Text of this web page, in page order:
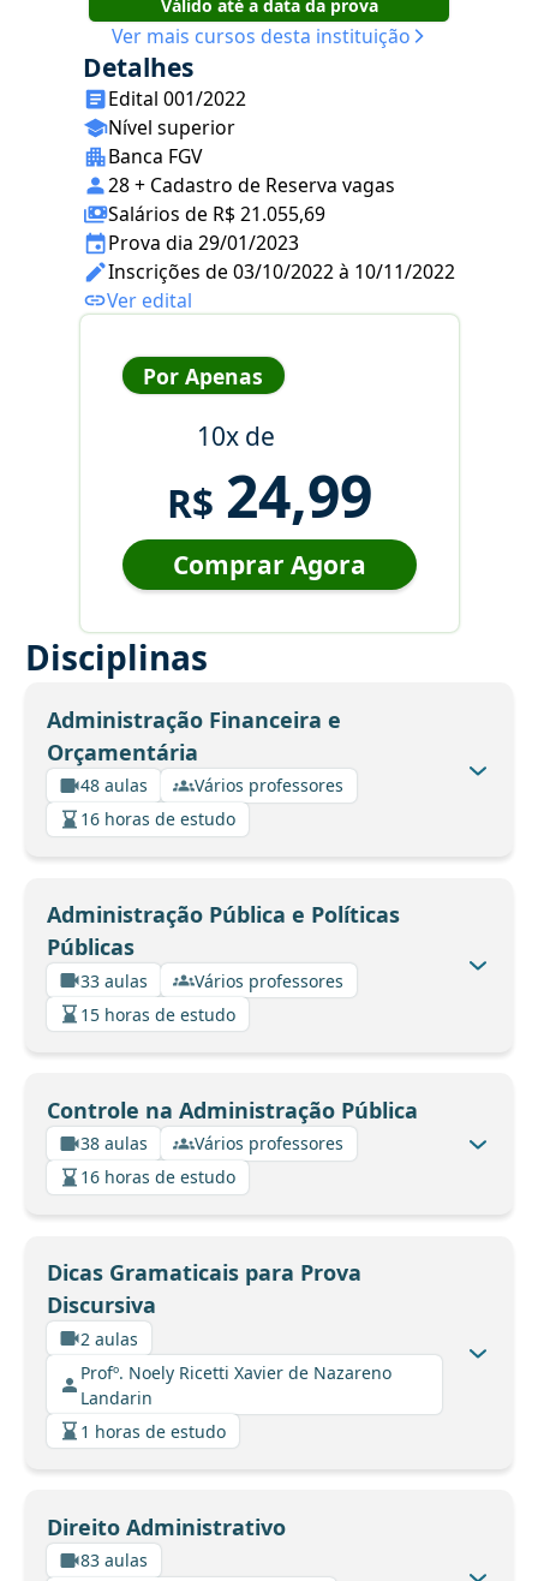
Válido até a data da prova
Ver mais cursos desta instituição
Detalhes
Edital 001/2022
Nível superior
Banca FGV
28 + Cadastro de Reserva vagas
Salários de R$ 21.055,69
Prova dia 29/01/2023
Inscrições de 03/10/2022 à 10/11/2022
Ver edital
Por Apenas
10x de
R$ 24,99
Comprar Agora
Disciplinas
Administração Financeira e
Orçamentária
48 aulas
Vários professores
16 horas de estudo
Administração Pública e Políticas
Públicas
33 aulas
Vários professores
15 horas de estudo
Controle na Administração Pública
38 aulas
Vários professores
16 horas de estudo
Dicas Gramaticais para Prova
Discursiva
2 aulas
Profº. Noely Ricetti Xavier de Nazareno
Landarin
1 horas de estudo
Direito Administrativo
83 aulas